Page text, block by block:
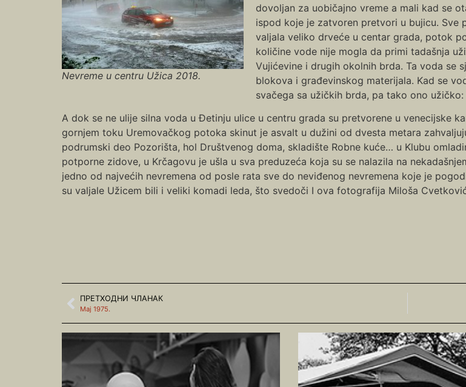
Nevreme u centru Užica 2018.
dovoljan za uobičajno vreme a mali kad se
ispod koje je zatvoren pretvori u bujicu. Sve
valjala veliko drveće u centar grada, potok
količine vode nije mogla da primi tadašnja
Vujićevine i drugih okolnih brda. Ta voda se
blokova i građevinskog materijala. Kad se
svačega sa užičkih brda, pa tako ono užičko:
A dok se ne ulije silna voda u Đetinju ulice u centru grada su pretvorene u venecijske
gornjem toku Uremovačkog potoka skinut je asvalt u dužini od dvesta metara
podrumski deo Pozorišta, hol Društvenog doma, skladište Robne kuće… u Klubu
potporne zidove, u Krčagovu je ušla u sva preduzeća koja su se nalazila na
jedno od najvećih nevremena od posle rata sve do neviđenog nevremena koje je
su valjale Užicem bili i veliki komadi leda, što svedoči I ova fotografija Miloša
ПРЕТХОДНИ ЧЛАНАК
Мај 1975.